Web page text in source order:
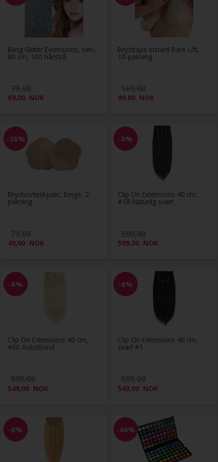
Bling Glitter Extensions, sølv,
80 cm, 100 hårstrå
69,00 NOK
Brysttape Instant Bare Lift,
10-pakning
99,00 NOK
-38%
Brystvorteskjuler, Beige, 2-
pakning
49,00 NOK
-0%
Clip On Extensions 40 cm,
#1B Naturlig svart
599,00 NOK
-8%
Clip On Extensions 40 cm,
#60 Askeblond
549,00 NOK
-8%
Clip On Extensions 40 cm,
svart #1
549,00 NOK
-8% -40%